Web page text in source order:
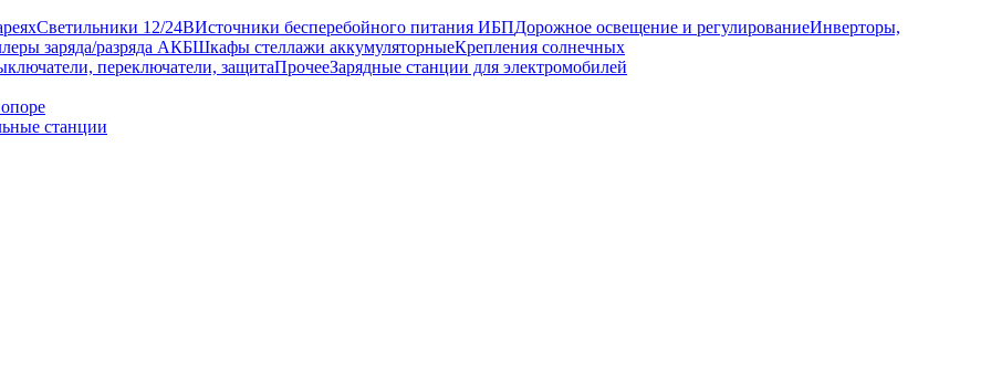
Светильники 12/24ВИсточники бесперебойного питания ИБПДорожное освещение и регулированиеИнверторы,
заряда/разряда АКБШкафы стеллажи аккумуляторныеКрепления солнечных
переключатели, защитаПрочееЗарядные станции для электромобилей
станции